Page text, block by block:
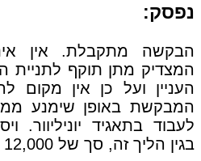
נפסק:
הבקשה מתקבלת. אין
המצדיק מתן תוקף לתניית
העניין ועל כן אין מקום
המבקשת באופן שימנע
לעבוד בתאגיד
בגין הליך זה, סך של 12,000 ₪ בגין שכ"ט עו"ד.